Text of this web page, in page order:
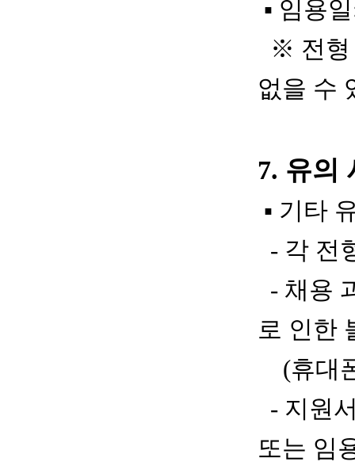
▪ 임용일
※ 전
없을 수
7. 유의
▪ 기타
- 각 전
- 채용
로 인한
(휴대
- 지원
또는 임